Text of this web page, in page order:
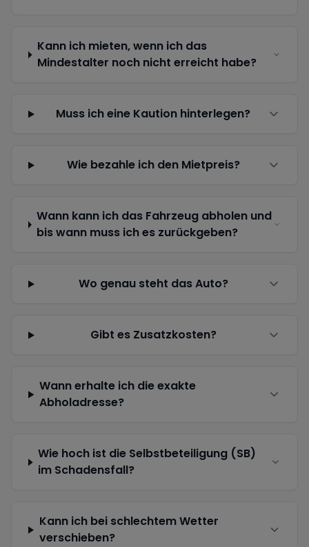
Kann ich mieten, wenn ich das
Mindestalter noch nicht erreicht habe?
Muss ich eine Kaution hinterlegen?
Wie bezahle ich den Mietpreis?
Wann kann ich das Fahrzeug abholen und
bis wann muss ich es zurückgeben?
Wo genau steht das Auto?
Gibt es Zusatzkosten?
Wann erhalte ich die exakte
Abholadresse?
Wie hoch ist die Selbstbeteiligung (SB)
im Schadensfall?
Kann ich bei schlechtem Wetter
verschieben?